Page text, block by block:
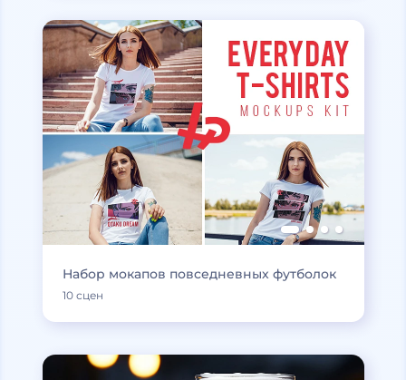
Набор мокапов повседневных футболок
10 сцен